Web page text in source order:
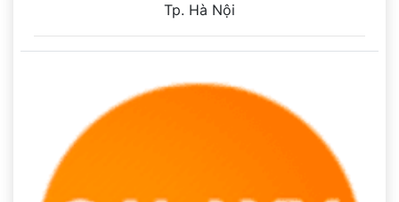
Tp. Hà Nội